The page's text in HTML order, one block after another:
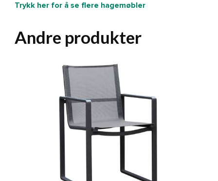
Trykk her for å se flere hagemøbler
Andre produkter